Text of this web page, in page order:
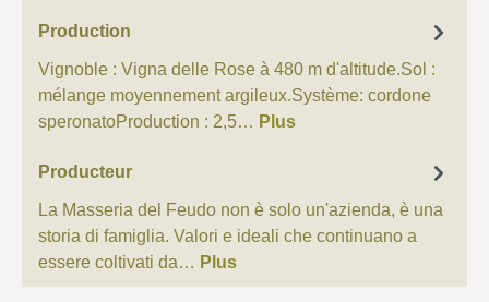
Production
Vignoble : Vigna delle Rose à 480 m d'altitude.Sol :
mélange moyennement argileux.Système: cordone
speronatoProduction : 2,5… Plus
Producteur
La Masseria del Feudo non è solo un'azienda, è una
storia di famiglia. Valori e ideali che continuano a
essere coltivati da… Plus